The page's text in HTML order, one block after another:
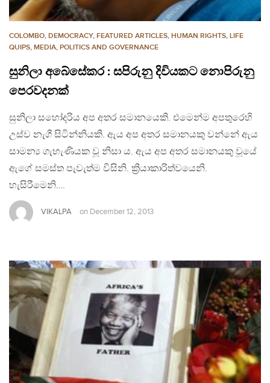
COLOMBO, DEMOCRACY, FEATURED ARTICLES, HUMAN RIGHTS, LIFE
QUIPS, MEDIA, POLITICS AND GOVERNANCE
සුනිලා අබේසේකර : සපිරුනු දිවියකට නොපිරුනු
පෙරවදනක්
සුනිලා සහෝදරිය අප අතර සමානයෙකි. එමෙන්ම අපතුරෙහි
උස්ව නැගී සිටින්නියකි. ඇය අප අතර සමානයකු වන්නේ ඇය
සාමන්‍ය ගැහැණියක වූ නිසා ය. ඇය අප අතර සමානයකු වූයේ
ඇගේ සමස්ත පැවැත්ම විසිනි. ක්‍රියාකාරිත්වයෙනි.
හැසිරීමෙනි….
VIKALPA on December 12, 2013